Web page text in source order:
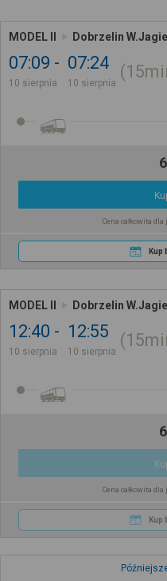
MODEL II Dobrzelin
07:09
10 sierpnia
07:24
10 sierpnia
6
Cena całkowita
Kup
MODEL II Dobrzelin
12:40
10 sierpnia
12:55
10 sierpnia
6
Cena całkowita
Kup